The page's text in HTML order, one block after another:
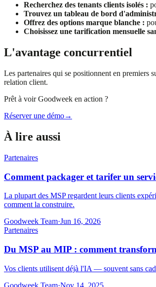
Recherchez des tenants clients isolés :
Trouvez un tableau de bord
Offrez des options marque blanche :
Choisissez une tarification mensuelle
L'avantage concurrentiel
Les partenaires qui se positionnent en
relation client.
Prêt à voir Goodweek en action ?
Réserver une démo→
À lire aussi
Partenaires
Comment packager et tarifer un
La plupart des MSP regardent leurs clients
comment la construire.
Goodweek Team·Jun 16, 2026
Partenaires
Du MSP au MIP : comment
Vos clients utilisent déjà l'IA — souvent sans
Goodweek Team·Nov 14, 2025